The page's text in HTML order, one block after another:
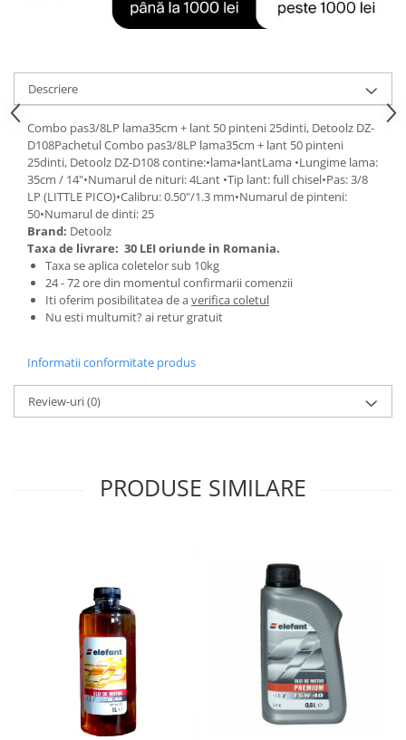
Tractoraș de tuns gazonul
deplumatoare
Echipamente pentru animale
Aparate de tuns animale
Piese si accesorii aparate de tuns
animale
Tarcuri animale
Semanatori
Masini batut stalpi si accesorii
Roabe & accesorii
Casute gradina si cutii depozitare
Mobilier gradina
umbrire
Lopeti zapada
Zdrobitoare electrice
Zdrobitoare electrice & manuale
Sere si solarii
Suflante si aspiratoare exterior
Unelte altoit
Unelte manuale de gradina -
Descriere
Combo pas3/8LP lama35cm + lant 50 pinteni 25dinti, Detoolz DZ-
D108Pachetul Combo pas3/8LP lama35cm + lant 50 pinteni
25dinti, Detoolz DZ-D108 contine:•lama•lantLama •Lungime lama:
35cm / 14"•Numarul de nituri: 4Lant •Tip lant: full chisel•Pas: 3/8
LP (LITTLE PICO)•Calibru: 0.50"/1.3 mm•Numarul de pinteni:
50•Numarul de dinti: 25
Brand: Detoolz
Taxa de livrare: 30 LEI oriunde in Romania.
Taxa se aplica coletelor sub 10kg
24 - 72 ore din momentul confirmarii comenzii
Iti oferim posibilitatea de averifica coletul
Nu esti multumit? ai retur gratuit
Informatii conformitate produs
Review-uri(0)
PRODUSE SIMILARE